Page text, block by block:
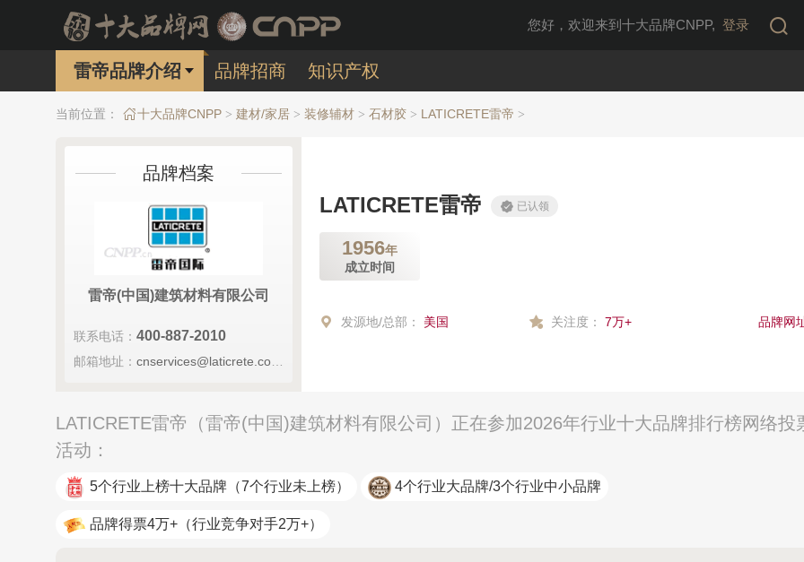
您好，欢迎来到十大品牌CNPP, 登录
雷帝品牌介绍 品牌招商 知识产权
当前位置： 十大品牌CNPP > 建材/家居 > 装修辅材 > 石材胶 > LATICRETE雷帝 >
品牌档案
雷帝(中国)建筑材料有限公司
联系电话： 400-887-2010
邮箱地址： cnservices@laticrete.com.cn
LATICRETE雷帝 已认领
1956年
成立时间
发源地/总部： 美国 关注度： 7万+ 品牌网
LATICRETE雷帝（雷帝(中国)建筑材料有限公司）正在参加2026年行业十大品牌排行榜网络投
活动：
5个行业上榜十大品牌 （7个行业未上榜） 4个行业大品牌/3个行业中小品牌
品牌得票4万+ （行业竞争对手2万+）